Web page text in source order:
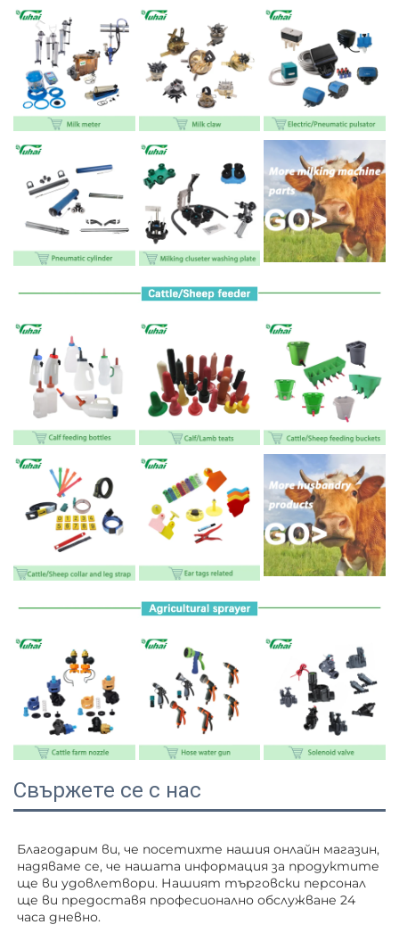
Свържете се с нас
Благодарим ви, че посетихте нашия онлайн магазин,
надяваме се, че нашата информация за продуктите
ще ви удовлетвори. Нашият търговски персонал
ще ви предоставя професионално обслужване 24
часа дневно.